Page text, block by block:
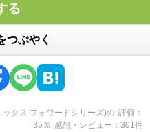
る
つぶやく
クス フォワードシリーズ)の 評価
35 ％ 感想・レビュー 301件